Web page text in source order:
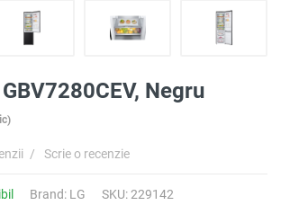
Negru
/ Scrie o recenzie
Brand: LG SKU: 229142